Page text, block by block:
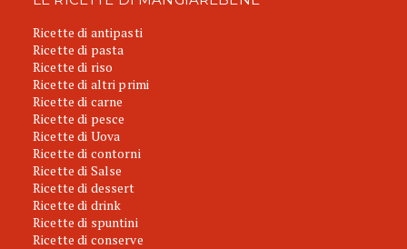
Ricette di antipasti
Ricette di pasta
Ricette di riso
Ricette di altri primi
Ricette di carne
Ricette di pesce
Ricette di Uova
Ricette di contorni
Ricette di Salse
Ricette di dessert
Ricette di drink
Ricette di spuntini
Ricette di conserve